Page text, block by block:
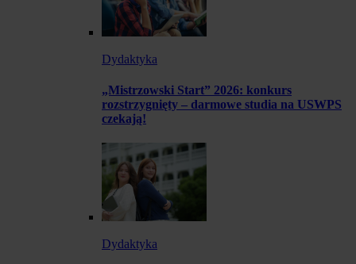
Dydaktyka
„Mistrzowski Start” 2026: konkurs
rozstrzygnięty – darmowe studia na USWPS
czekają!
Dydaktyka